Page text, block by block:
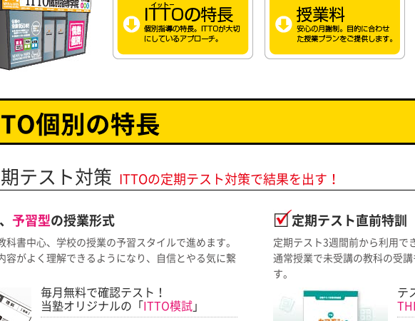
個別の特長
テスト対策 ITTOの定期テスト対策で結果を出す！
、 予習型の授業形式
科書中心、学校の授業の予習スタイルで進めます。
容がよく理解できるようになり、自信とやる気に繋
毎月無料で確認テスト！
当塾オリジナルの「ITTO模試」
定期テスト直前特訓
定期テスト3週間前から利用で
通常授業で未受講の教科の受
す。
テ